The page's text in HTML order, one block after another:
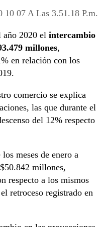
10 07 A Las 3.51.18 P.m.
año 2020 el intercambio
millones,
en relación con los
comercio se explica
las que durante el
del 12% respecto
meses de enero a
millones,
respecto a los mismos
retroceso registrado en